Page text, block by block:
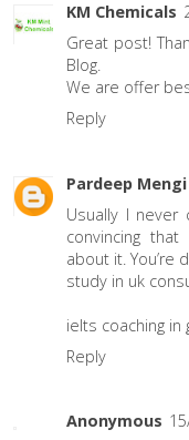
KM Chemicals
Great post!
Blog.
We are offer
Reply
Pardeep Mengi
Usually I
convincing
about it. You’re
study in uk
ielts coaching in
Reply
Anonymous